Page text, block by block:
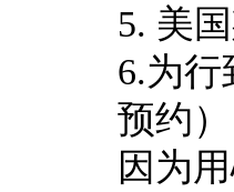
5. 美
6.为
预约）
因为